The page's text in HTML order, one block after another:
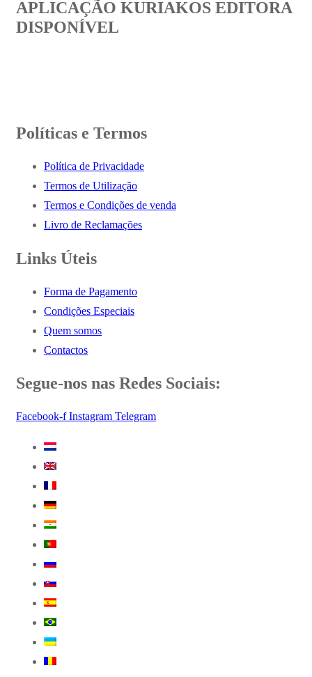
APLICAÇÃO KURIAKOS EDITORA
DISPONÍVEL
Políticas e Termos
Política de Privacidade
Termos de Utilização
Termos e Condições de venda
Livro de Reclamações
Links Úteis
Forma de Pagamento
Condições Especiais
Quem somos
Contactos
Segue-nos nas Redes Sociais:
Facebook-f Instagram Telegram